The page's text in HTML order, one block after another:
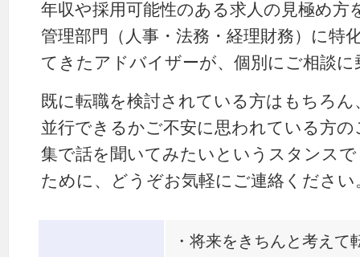
年収や採用可能性のある求人の見極め方
管理部門（人事・法務・経理財務）に特
てきたアドバイザーが、個別にご相談
既に転職を検討されている方はもちろ
並行できるかご不安に思われている方
集で話を聞いてみたいというスタンス
ために、どうぞお気軽にご連絡ください
・将来をきちんと考え